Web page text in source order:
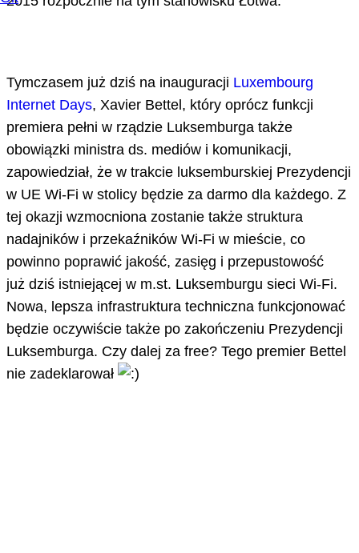
Tymczasem już dziś na inauguracji Luxembourg
Internet Days, Xavier Bettel, który oprócz funkcji
premiera pełni w rządzie Luksemburga także
obowiązki ministra ds. mediów i komunikacji,
zapowiedział, że w trakcie luksemburskiej Prezydencji
w UE Wi-Fi w stolicy będzie za darmo dla każdego. Z
tej okazji wzmocniona zostanie także struktura
nadajników i przekaźników Wi-Fi w mieście, co
powinno poprawić jakość, zasięg i przepustowość
już dziś istniejącej w m.st. Luksemburgu sieci Wi-Fi.
Nowa, lepsza infrastruktura techniczna funkcjonować
będzie oczywiście także po zakończeniu Prezydencji
Luksemburga. Czy dalej za free? Tego premier Bettel
nie zadeklarował